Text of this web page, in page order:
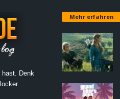
hast. Denk
Mehr erfahren